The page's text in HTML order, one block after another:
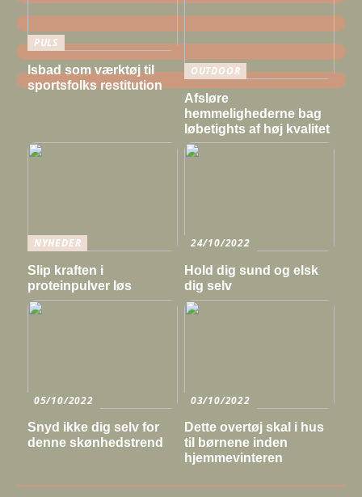
PULS
Isbad som værktøj til
sportsfolks restitution
OUTDOOR
Afsløre
hemmelighederne bag
løbetights af høj kvalitet
NYHEDER
Slip kraften i
proteinpulver løs
24/10/2022
Hold dig sund og elsk
dig selv
05/10/2022
Snyd ikke dig selv for
denne skønhedstrend
03/10/2022
Dette overtøj skal i hus
til børnene inden
hjemmevinteren